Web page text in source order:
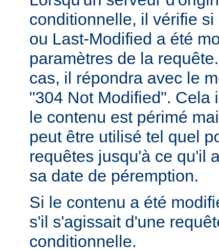
conditionnelle, il vérifie
ou Last-Modified a été
paramètres de la
cas, il répondra avec le
"304 Not Modified". Cela
le contenu est périmé
peut être utilisé tel quel
requêtes jusqu'à ce qu'il
sa date de péremption.
Si le contenu a été
s'il s'agissait d'une
conditionnelle.